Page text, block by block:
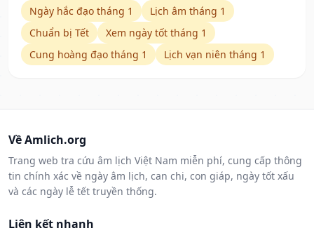
Ngày hắc đạo tháng 1
Lịch âm tháng 1
Chuẩn bị Tết
Xem ngày tốt tháng 1
Cung hoàng đạo tháng 1
Lịch vạn niên tháng 1
Về Amlich.org
Trang web tra cứu âm lịch Việt Nam miễn phí, cung cấp thông
tin chính xác về ngày âm lịch, can chi, con giáp, ngày tốt xấu
và các ngày lễ tết truyền thống.
Liên kết nhanh